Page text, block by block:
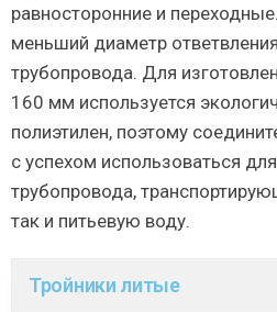
равносторонние и
меньший диаметр
трубопровода. Для
160 мм используется
полиэтилен, поэтому
с успехом использоваться
трубопровода,
так и питьевую воду.
Тройники литые